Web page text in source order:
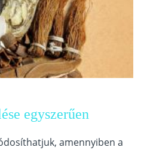
egyszerűen
amennyiben a